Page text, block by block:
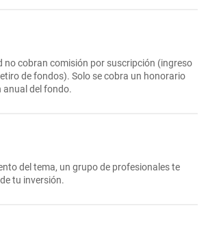
no cobran comisión por suscripción (ingreso
de fondos). Solo se cobra un honorario
del fondo.
del tema, un grupo de profesionales te
tu inversión.